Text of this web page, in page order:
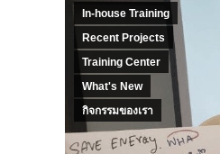
In-house Training
Recent Projects
Training Center
What's New
กิจกรรมของเรา